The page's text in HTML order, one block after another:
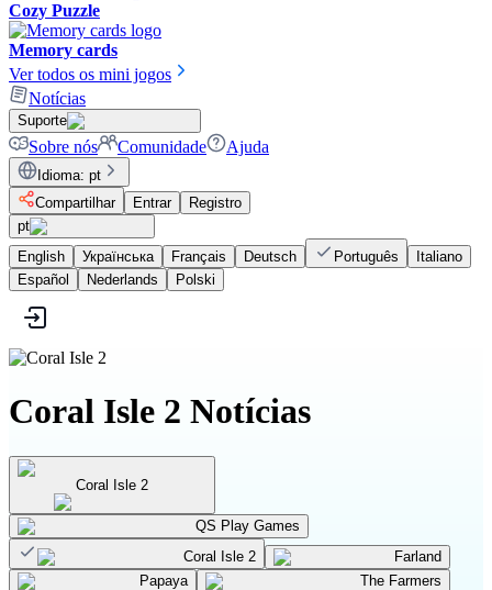
Cozy Puzzle
Memory cards
Ver todos os mini jogos
Notícias
Suporte
Sobre nós Comunidade Ajuda
Idioma: pt
Compartilhar
Entrar
Registro
pt
English
Українська Français Deutsch Português
Italiano
Español
Nederlands Polski
Coral Isle 2 Notícias
Coral Isle 2
QS Play Games
Coral Isle 2
Farland
Papaya
The Farmers